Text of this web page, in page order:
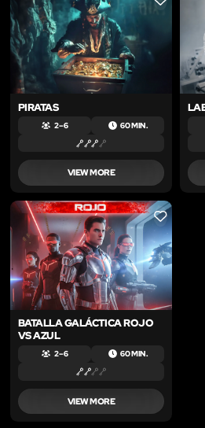
LIKE
PIRATAS
2 – 6 60 MIN.
VIEW MORE
LIKE
BATALLA GALÁCTICA ROJO
VS AZUL
2 – 6 60 MIN.
VIEW MORE